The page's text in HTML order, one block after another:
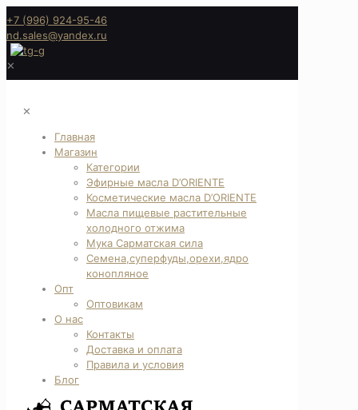
+7 (996) 924-95-46
nd.sales@yandex.ru
✕
✕
Главная
Магазин
Категории
Эфирные масла D’ORIENTE
Косметические масла D’ORIENTE
Масла пищевые растительные
холодного отжима
Мука Сарматская сила
Семена,суперфуды,орехи,ядро
конопляное
Опт
Оптовикам
О нас
Контакты
Доставка и оплата
Правила и условия
Блог